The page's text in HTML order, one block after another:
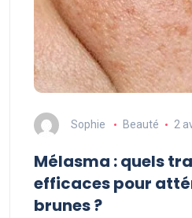
Sophie Beauté 2
Mélasma : quels
efficaces pour
brunes ?